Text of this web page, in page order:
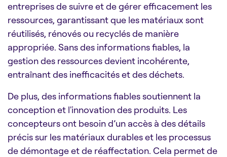
entreprises de suivre et de gérer efficacement les
ressources, garantissant que les matériaux sont
réutilisés, rénovés ou recyclés de manière
appropriée. Sans des informations fiables, la
gestion des ressources devient incohérente,
entraînant des inefficacités et des déchets.
De plus, des informations fiables soutiennent la
conception et l'innovation des produits. Les
concepteurs ont besoin d’un accès à des détails
précis sur les matériaux durables et les processus
de démontage et de réaffectation. Cela permet de